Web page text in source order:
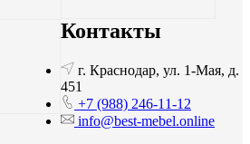
Контакты
г. Краснодар, ул. 1-Мая, д.
451
+7 (988) 246-11-12
info@best-mebel.online